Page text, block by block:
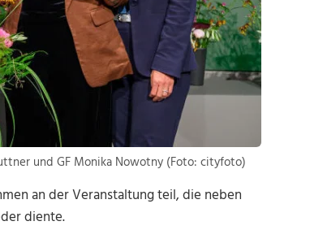
und GF Monika Nowotny (Foto: cityfoto)
an der Veranstaltung teil, die neben
diente.